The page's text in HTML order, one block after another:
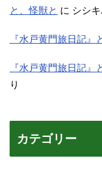
と、怪獣と に シシ
『水戸黄門旅日記』
『水戸黄門旅日記』
り
カテゴリー